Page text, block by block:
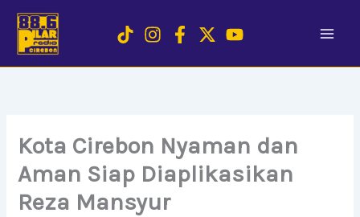
content
Kota Cirebon Nyaman dan
Aman Siap Diaplikasikan
Reza Mansyur